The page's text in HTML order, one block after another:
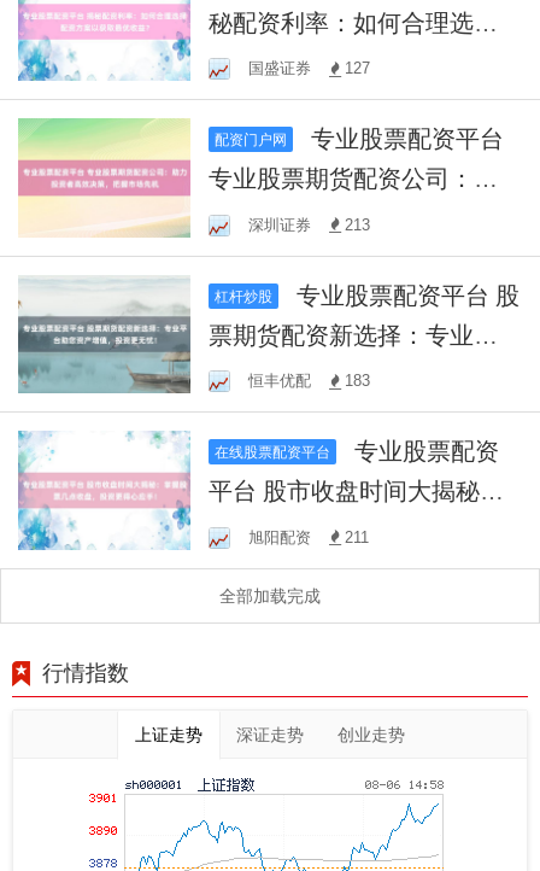
秘配资利率：如何合理选择
配资方案以获取最优收益？
国盛证券 127
配资门户网
专业股票配资平台
专业股票期货配资公司：助
力投资者高效决策，把握市
场先机
深圳证券 213
杠杆炒股
专业股票配资平台 股
票期货配资新选择：专业平
台助您资产增值，投资更无
忧！
恒丰优配 183
在线股票配资平台
专业股票配资
平台 股市收盘时间大揭秘：
掌握股票几点收盘，投资更
得心应手！
旭阳配资 211
全部加载完成
行情指数
上证走势 深证走势 创业走势